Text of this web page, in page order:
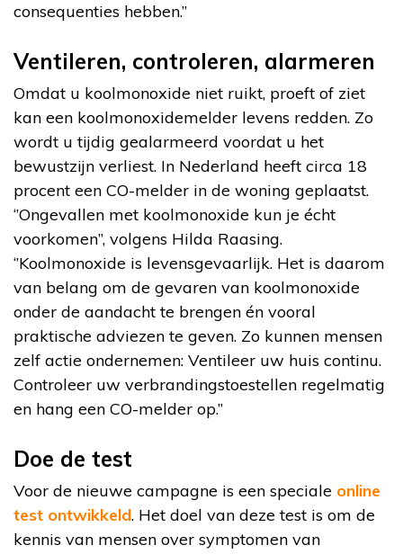
consequenties hebben.”
Ventileren, controleren, alarmeren
Omdat u koolmonoxide niet ruikt, proeft of ziet
kan een koolmonoxidemelder levens redden. Zo
wordt u tijdig gealarmeerd voordat u het
bewustzijn verliest. In Nederland heeft circa 18
procent een CO-melder in de woning geplaatst.
‘’Ongevallen met koolmonoxide kun je écht
voorkomen’’, volgens Hilda Raasing.
‘’Koolmonoxide is levensgevaarlijk. Het is daarom
van belang om de gevaren van koolmonoxide
onder de aandacht te brengen én vooral
praktische adviezen te geven. Zo kunnen mensen
zelf actie ondernemen: Ventileer uw huis continu.
Controleer uw verbrandingstoestellen regelmatig
en hang een CO-melder op.’’
Doe de test
Voor de nieuwe campagne is een speciale online
test ontwikkeld. Het doel van deze test is om de
kennis van mensen over symptomen van